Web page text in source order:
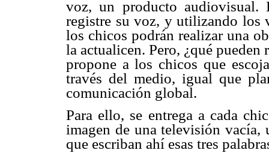
voz, un producto audiovisual.
registre su voz, y utilizando los
los chicos podrán realizar una
la actualicen. Pero, ¿qué
propone a los chicos que
través del medio, igual que
comunicación global.
Para ello, se entrega a cada
imagen de una televisión vacía,
que escriban ahí esas tres